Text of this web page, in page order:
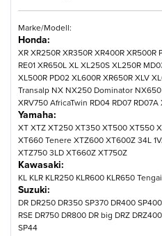
Marke/Modell:
Honda:
XR XR250R XR350R XR400R XR500R
RE01 XR650L XL XL250S XL250R
XL500R PD02 XL600R XR650R XLV
Transalp NX NX250 Dominator
XRV750 AfricaTwin RD04 RD07
Yamaha:
XT XTZ XT250 XT350 XT500 XT550
XT660 Tenere XTZ600 XT600Z 34L
XTZ750 3LD XT660Z XT750Z
Kawasaki:
KL KLR KLR250 KLR600 KLR650
Suzuki:
DR DR250 DR350 SP370 DR400
RSE DR750 DR800 DR big DRZ
SP44